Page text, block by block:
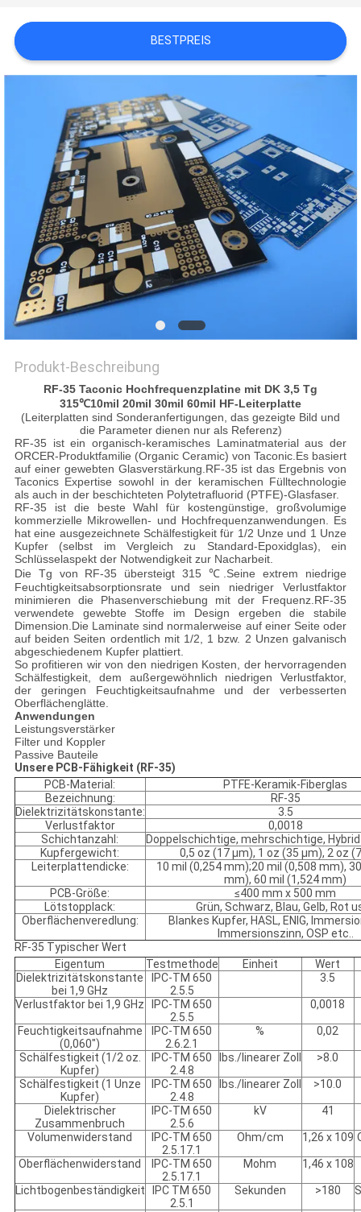
FÄLLE
SITEMAP
DATENSCHUTZRICHTLINIE
BESTPREIS
Produkt-Beschreibung
RF-35 Taconic Hochfrequenzplatine mit DK 3,5 Tg
315℃10mil 20mil 30mil 60mil HF-Leiterplatte
(Leiterplatten sind Sonderanfertigungen, das gezeigte Bild und
die Parameter dienen nur als Referenz)
RF-35 ist ein organisch-keramisches Laminatmaterial aus der
ORCER-Produktfamilie (Organic Ceramic) von Taconic.Es basiert
auf einer gewebten Glasverstärkung.RF-35 ist das Ergebnis von
Taconics Expertise sowohl in der keramischen Fülltechnologie
als auch in der beschichteten Polytetrafluorid (PTFE)-Glasfaser.
RF-35 ist die beste Wahl für kostengünstige, großvolumige
kommerzielle Mikrowellen- und Hochfrequenzanwendungen. Es
hat eine ausgezeichnete Schälfestigkeit für 1/2 Unze und 1 Unze
Kupfer (selbst im Vergleich zu Standard-Epoxidglas), ein
Schlüsselaspekt der Notwendigkeit zur Nacharbeit.
Die Tg von RF-35 übersteigt 315 ℃.Seine extrem niedrige
Feuchtigkeitsabsorptionsrate und sein niedriger Verlustfaktor
minimieren die Phasenverschiebung mit der Frequenz.RF-35
verwendete gewebte Stoffe im Design ergeben die stabile
Dimension.Die Laminate sind normalerweise auf einer Seite oder
auf beiden Seiten ordentlich mit 1/2, 1 bzw. 2 Unzen galvanisch
abgeschiedenem Kupfer plattiert.
So profitieren wir von den niedrigen Kosten, der hervorragenden
Schälfestigkeit, dem außergewöhnlich niedrigen Verlustfaktor,
der geringen Feuchtigkeitsaufnahme und der verbesserten
Oberflächenglätte.
Anwendungen
Leistungsverstärker
Filter und Koppler
Passive Bauteile
Unsere PCB-Fähigkeit (RF-35)
PCB-Material:
PTFE-Keramik-Fiberglas
Bezeichnung:
RF-35
Dielektrizitätskonstante:
3.5
Verlustfaktor
0,0018
Schichtanzahl:
Doppelschichtige, mehrschichtige,
Kupfergewicht:
0,5 oz (17 µm), 1 oz (35 µm), 2 oz
Leiterplattendicke:
10 mil (0,254 mm);20 mil (0,508 mm),
mm), 60 mil (1,524 mm)
PCB-Größe:
≤400 mm x 500 mm
Lötstopplack:
Grün, Schwarz, Blau, Gelb, Rot
Oberflächenveredlung:
Blankes Kupfer, HASL, ENIG,
Immersionszinn, OSP etc..
RF-35 Typischer Wert
Eigentum
Testmethode Einheit
Wert
Dielektrizitätskonstante
bei 1,9 GHz
IPC-TM 650
2.5.5
3.5
Verlustfaktor bei 1,9 GHz
IPC-TM 650
2.5.5
0,0018
Feuchtigkeitsaufnahme
(0,060")
IPC-TM 650
2.6.2.1
% 0,02
Schälfestigkeit (1/2 oz.
Kupfer)
IPC-TM 650
2.4.8
lbs./linearer Zoll >8.0
Schälfestigkeit (1 Unze
Kupfer)
IPC-TM 650
2.4.8
lbs./linearer Zoll >10.0
Dielektrischer
Zusammenbruch
IPC-TM 650
2.5.6
kV 41
Volumenwiderstand
IPC-TM 650
2.5.17.1
Ohm/cm 1,26 x 109
Oberflächenwiderstand
IPC-TM 650
2.5.17.1
Mohm 1,46 x 108
Lichtbogenbeständigkeit
IPC TM 650
2.5.1
Sekunden >180